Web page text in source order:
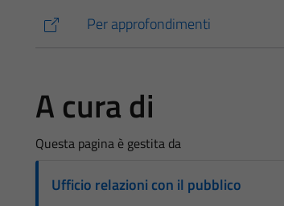
Per approfondimenti
A cura di
Questa pagina è gestita da
Ufficio relazioni con il pubblico